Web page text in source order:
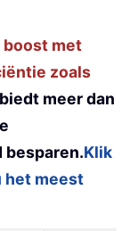
boost met
zoals
meer dan
Klik
het meest